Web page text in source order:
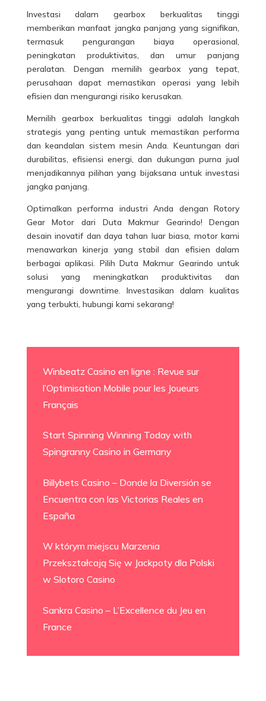
Investasi dalam gearbox berkualitas tinggi
memberikan manfaat jangka panjang yang signifikan,
termasuk pengurangan biaya operasional,
peningkatan produktivitas, dan umur panjang
peralatan. Dengan memilih gearbox yang tepat,
perusahaan dapat memastikan operasi yang lebih
efisien dan mengurangi risiko kerusakan.
Memilih gearbox berkualitas tinggi adalah langkah
strategis yang penting untuk memastikan performa
dan keandalan sistem mesin Anda. Keuntungan dari
durabilitas, efisiensi energi, dan dukungan purna jual
menjadikannya pilihan yang bijaksana untuk investasi
jangka panjang.
Optimalkan performa industri Anda denganRotory
Gear Motor dari Duta Makmur Gearindo! Dengan
desain inovatif dan daya tahan luar biasa, motor kami
menawarkan kinerja yang stabil dan efisien dalam
berbagai aplikasi. Pilih Duta Makmur Gearindo untuk
solusi yang meningkatkan produktivitas dan
mengurangi downtime. Investasikan dalam kualitas
yang terbukti, hubungi kami sekarang!
Winbeatz Casino en ligne : Revue sur
l’Optimisation Mobile pour les Joueurs
Français
Start Spinning Winning Today with
Spingranny Casino in Germany
Billybets Casino – Donde la Diversión se
Encuentra con las Victorias Reales en
España
W którym miejscu Marzenia
Przekształcają Się w Jackpoty dla Polski
w Slotoro Casino
Sankra Casino – L’Excellence du Jeu en
France